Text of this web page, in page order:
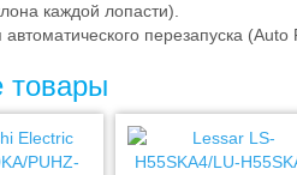
каждой лопасти).
перезапуска (Auto
товары